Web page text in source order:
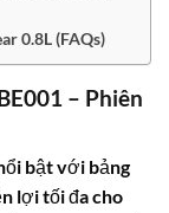
0.8L (FAQs)
– Phiên
bật với bảng
lợi tối đa cho